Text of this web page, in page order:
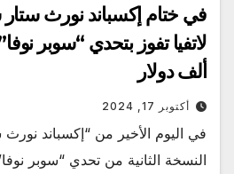
في ختام إكسباند نورث
ألف دولار
أكتوبر 17, 2024
في اليوم الأخير من “إكسباند
النسخة الثانية من تحدي “سوبر